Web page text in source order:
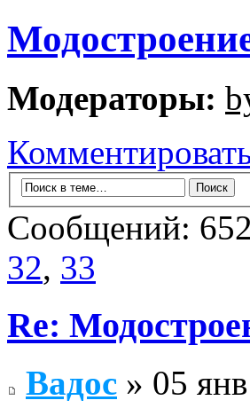
Модераторы:
Сообщений:
32, 33
Re:
Вадос » 05